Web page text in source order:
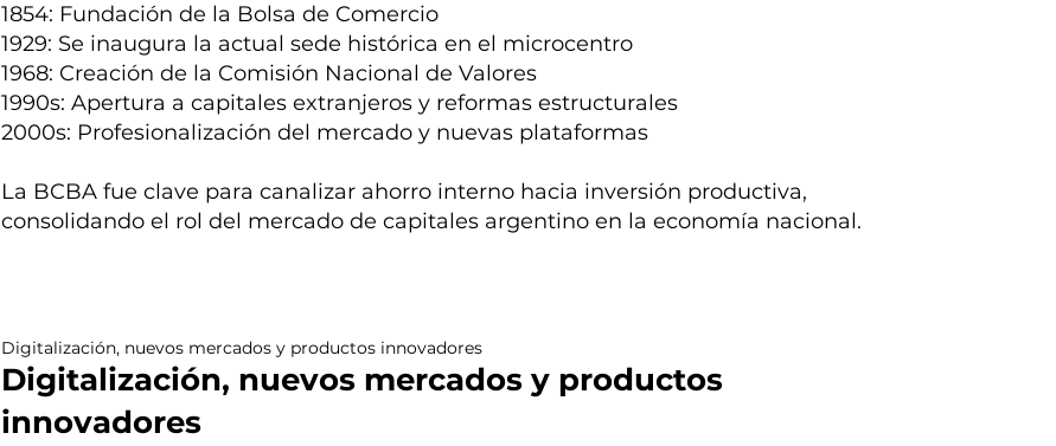
Digitalización, nuevos mercados y productos innovadores
Digitalización, nuevos mercados y productos
innovadores
1854: Fundación de la Bolsa de Comercio
1929: Se inaugura la actual sede histórica en el microcentro
1968: Creación de la Comisión Nacional de Valores
1990s: Apertura a capitales extranjeros y reformas estructurales
2000s: Profesionalización del mercado y nuevas plataformas
La BCBA fue clave para canalizar ahorro interno hacia inversión productiva,
consolidando el rol del mercado de capitales argentino en la economía nacional.